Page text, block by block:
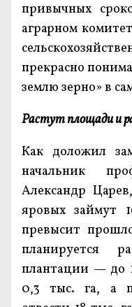
привычных
аграрном
прекрасно
землю зерно» в
Растут площади и
Как доложил
начальник
Александр
яровых займут
превысит
планируется
плантации — до
0,3 тыс. га, а